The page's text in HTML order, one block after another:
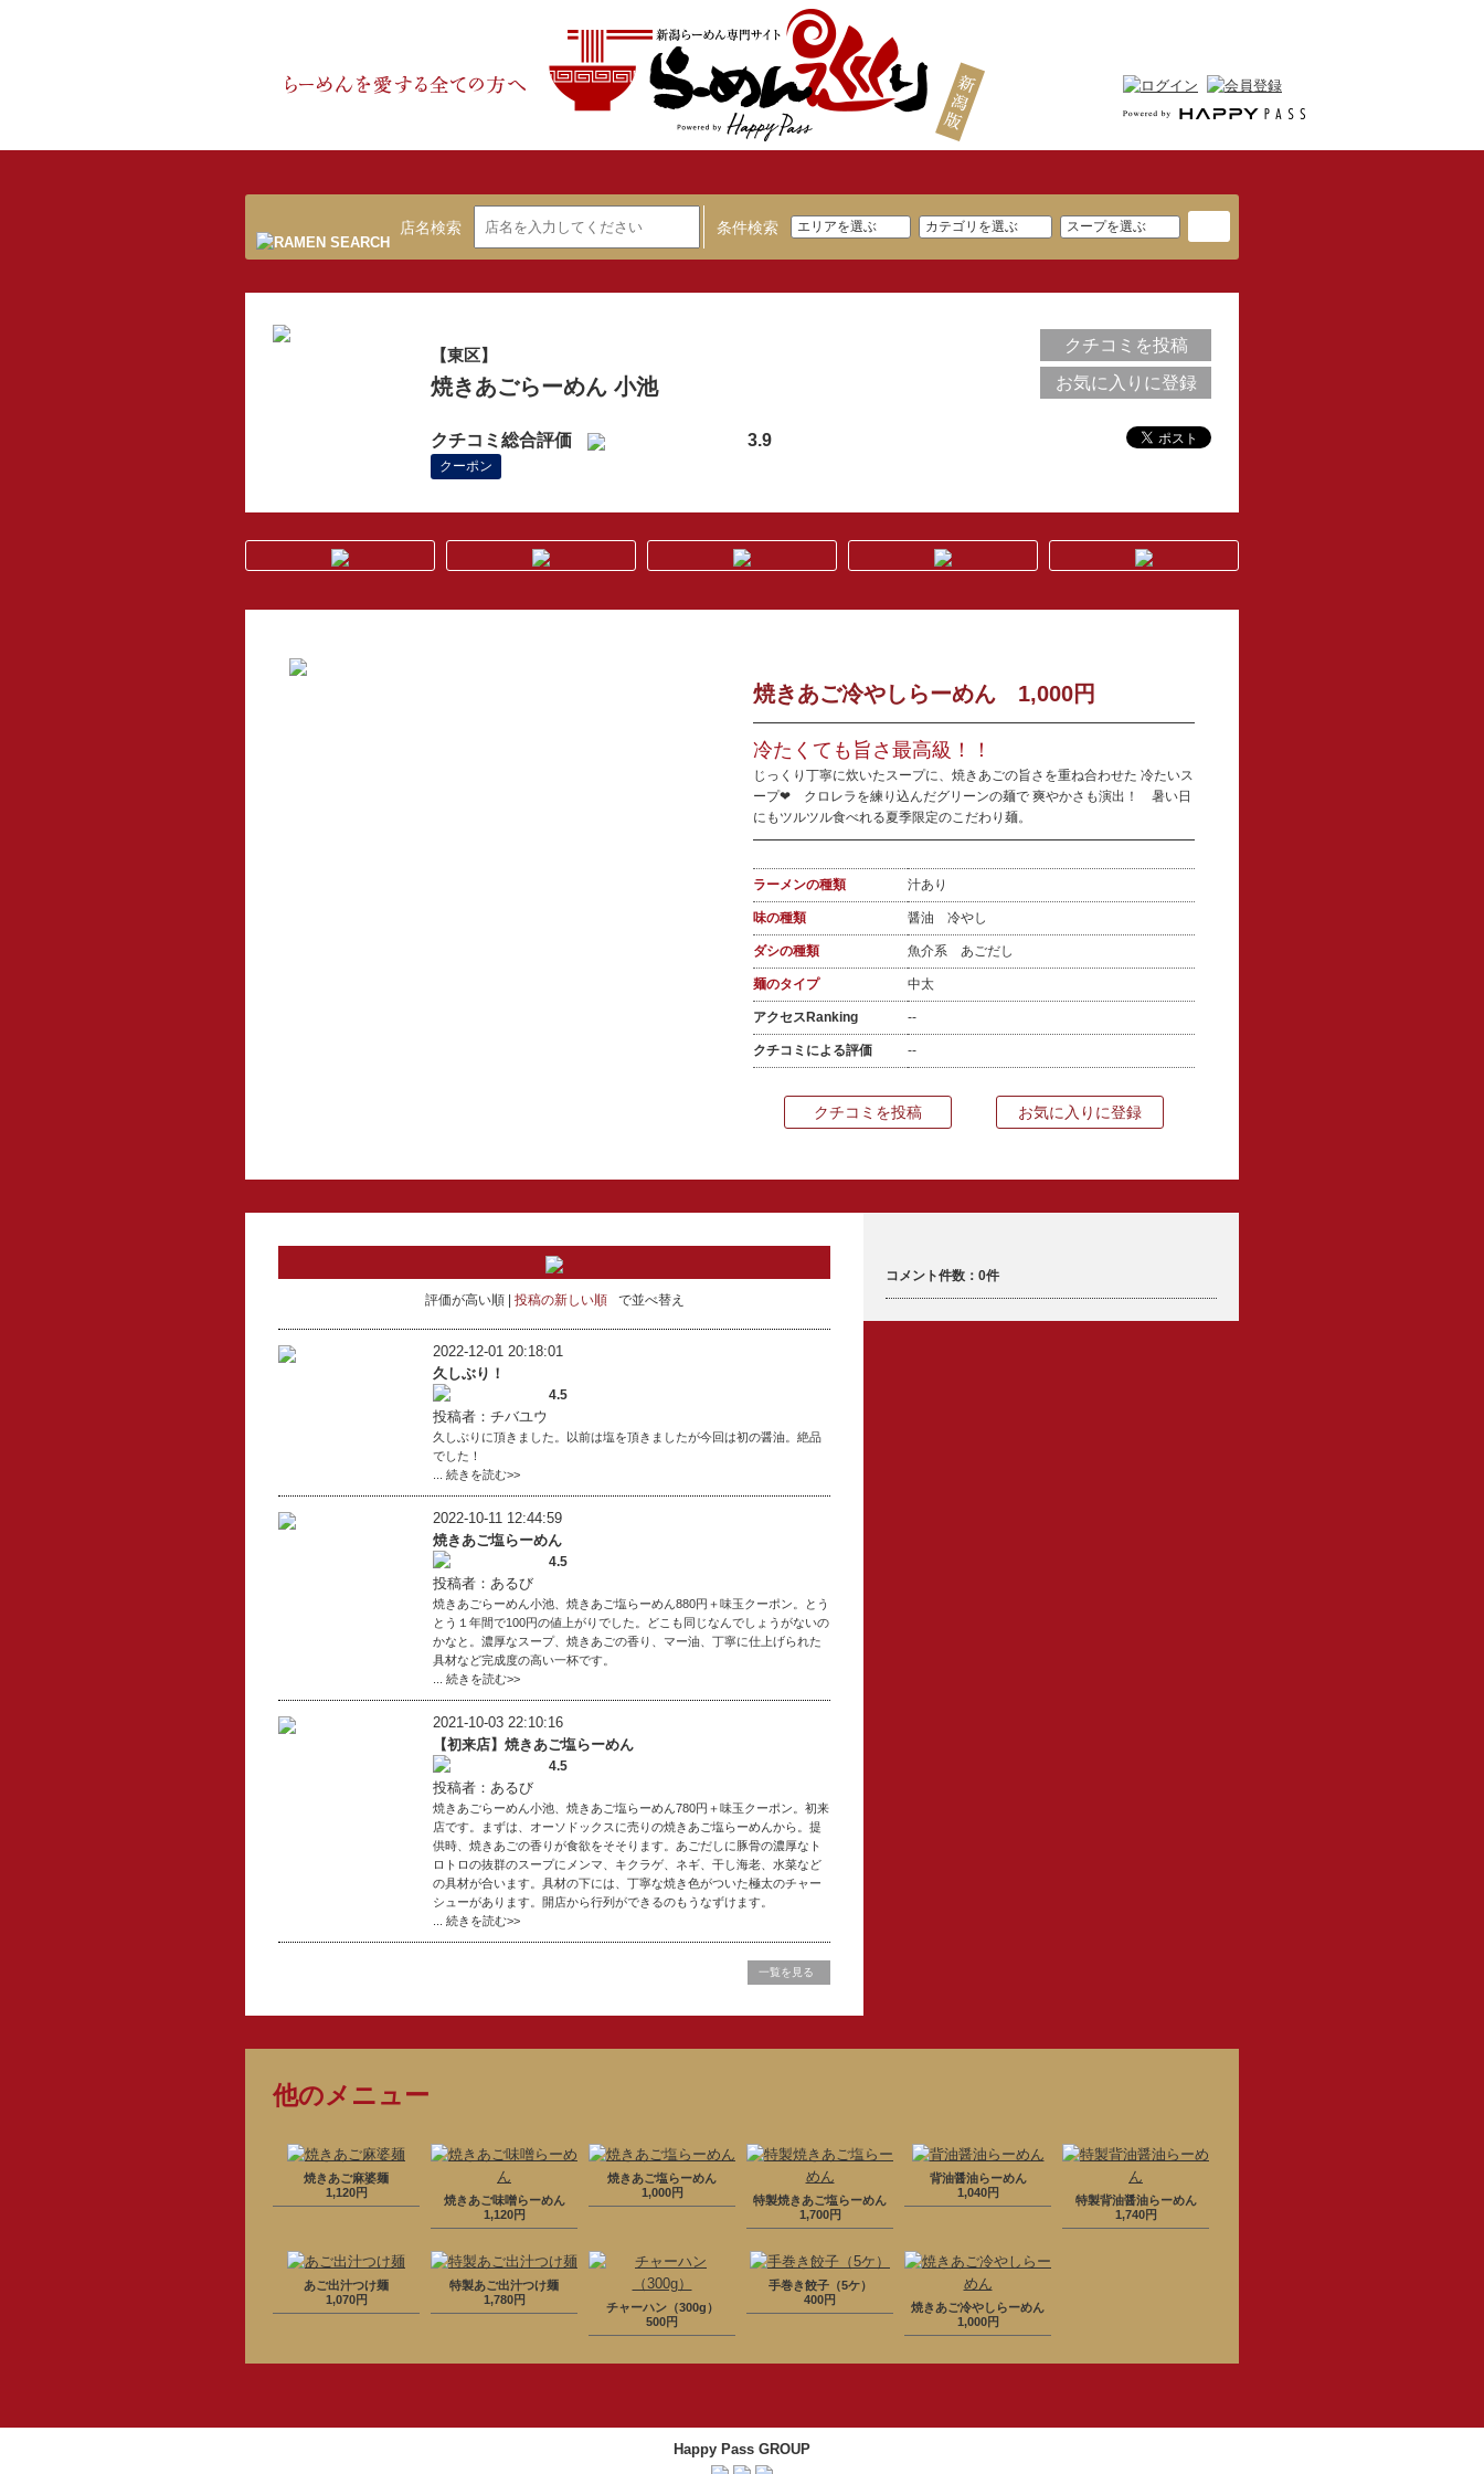
店名検索 条件検索
【東区】
焼きあごらーめん 小池
クチコミ総合評価 3.9
クーポン
クチコミを投稿
お気に入りに登録
焼きあご冷やしらーめん 1,000円
冷たくても旨さ最高級！！
じっくり丁寧に炊いたスープに、焼きあごの旨さを重ね合わせた 冷たいス
ープ❤ クロレラを練り込んだグリーンの麺で 爽やかさも演出！ 暑い日
にもツルツル食べれる夏季限定のこだわり麺。
ラーメンの種類 汁あり
味の種類 醤油 冷やし
ダシの種類 魚介系 あごだし
麺のタイプ 中太
アクセスRanking --
クチコミによる評価 --
クチコミを投稿 お気に入りに登録
評価が高い順 投稿の新しい順 で並べ替え
2022-12-01 20:18:01
久しぶり！
4.5
投稿者：チバユウ
久しぶりに頂きました。以前は塩を頂きましたが今回は初の醤油。絶品
でした！
... 続きを読む>>
2022-10-11 12:44:59
焼きあご塩らーめん
4.5
投稿者：あるび
焼きあごらーめん小池、焼きあご塩らーめん880円＋味玉クーポン。とう
とう１年間で100円の値上がりでした。どこも同じなんでしょうがないの
かなと。濃厚なスープ、焼きあごの香り、マー油、丁寧に仕上げられた
具材など完成度の高い一杯です。
... 続きを読む>>
2021-10-03 22:10:16
【初来店】焼きあご塩らーめん
4.5
投稿者：あるび
焼きあごらーめん小池、焼きあご塩らーめん780円＋味玉クーポン。初来
店です。まずは、オーソドックスに売りの焼きあご塩らーめんから。提
供時、焼きあごの香りが食欲をそそります。あごだしに豚骨の濃厚なト
ロトロの抜群のスープにメンマ、キクラゲ、ネギ、干し海老、水菜など
の具材が合います。具材の下には、丁寧な焼き色がついた極太のチャー
シューがあります。開店から行列ができるのもうなずけます。
... 続きを読む>>
一覧を見る
コメント件数：0件
他のメニュー
焼きあご麻婆麺
1,120円
焼きあご味噌らーめん
1,120円
焼きあご塩らーめん
1,000円
特製焼きあご塩らーめん
1,700円
背油醤油らーめん
1,040円
特製背油醤油らーめん
1,740円
あご出汁つけ麺
1,070円
特製あご出汁つけ麺
1,780円
チャーハン（300g）
500円
手巻き餃子（5ケ）
400円
焼きあご冷やしらーめん
1,000円
Happy Pass GROUP